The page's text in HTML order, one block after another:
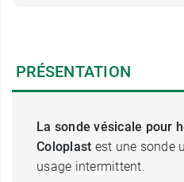
PRÉSENTATION
La sonde vésicale pour
Coloplast est une sonde
usage intermittent.